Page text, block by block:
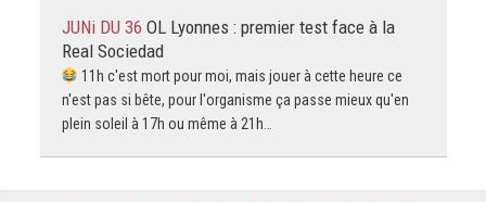
JUNi DU 36 OL Lyonnes : premier test face à la
Real Sociedad
11h c'est mort pour moi, mais jouer à cette heure ce
n'est pas si bête, pour l'organisme ça passe mieux qu'en
plein soleil à 17h ou même à 21h…